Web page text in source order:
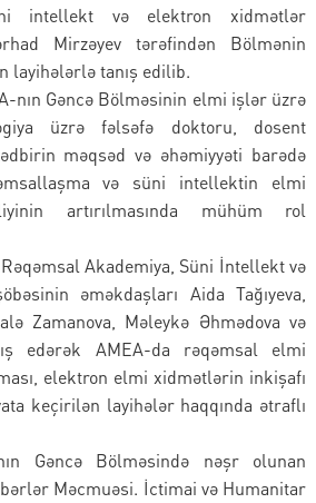
intellekt və elektron xidmətlər
Mirzəyev tərəfindən Bölmənin
layihələrlə tanış edilib.
nın Gəncə Bölməsinin elmi işlər üzrə
üzrə fəlsəfə doktoru, dosent
məqsəd və əhəmiyyəti barədə
və süni intellektin elmi
artırılmasında mühüm rol
Akademiya, Süni İntellekt və
əməkdaşları Aida Tağıyeva,
Zamanova, Məleykə Əhmədova və
edərək AMEA-da rəqəmsal elmi
elektron elmi xidmətlərin inkişafı
keçirilən layihələr haqqında ətraflı
Gəncə Bölməsində nəşr olunan
Məcmuəsi. İctimai və Humanitar